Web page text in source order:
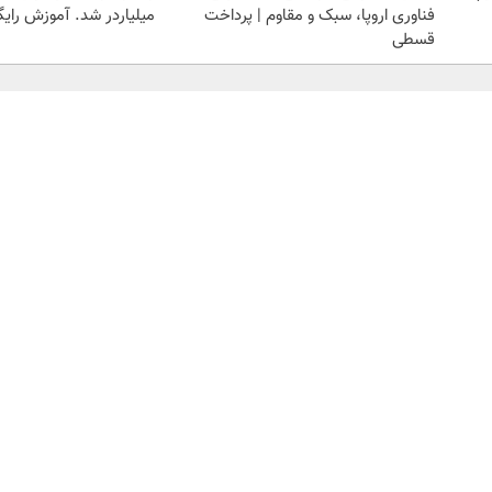
فناوری اروپا، سبک و مقاوم | پرداخت
قسطی
میلیاردر شد. آموزش